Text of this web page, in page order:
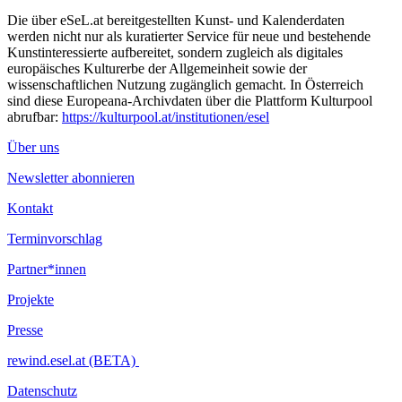
Die über eSeL.at bereitgestellten Kunst- und Kalenderdaten
werden nicht nur als kuratierter Service für neue und bestehende
Kunstinteressierte aufbereitet, sondern zugleich als digitales
europäisches Kulturerbe der Allgemeinheit sowie der
wissenschaftlichen Nutzung zugänglich gemacht. In Österreich
sind diese Europeana-Archivdaten über die Plattform Kulturpool
abrufbar: https://kulturpool.at/institutionen/esel
Über uns
Newsletter abonnieren
Kontakt
Terminvorschlag
Partner*innen
Projekte
Presse
rewind.esel.at (BETA)
Datenschutz